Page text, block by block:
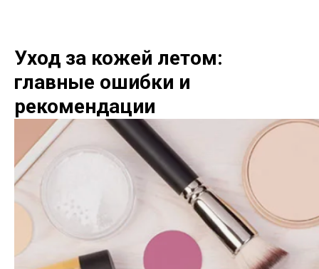
Уход за кожей летом:
главные ошибки и
рекомендации